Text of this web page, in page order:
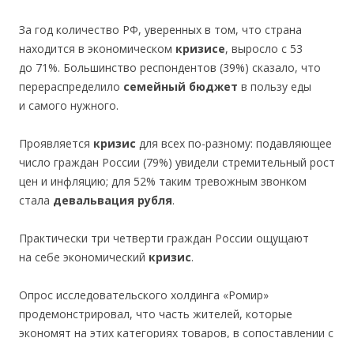
За год количество РФ, уверенных в том, что страна
находится в экономическом кризисе, выросло с 53
до 71%. Большинство респондентов (39%) сказало, что
перераспределило семейный бюджет в пользу еды
и самого нужного.
Проявляется кризис для всех по-разному: подавляющее
число граждан России (79%) увидели стремительный рост
цен и инфляцию; для 52% таким тревожным звонком
стала девальвация рубля.
Практически три четверти граждан России ощущают
на себе экономический кризис.
Опрос исследовательского холдинга «Ромир»
продемонстрировал, что часть жителей, которые
экономят на этих категориях товаров, в сопоставлении с